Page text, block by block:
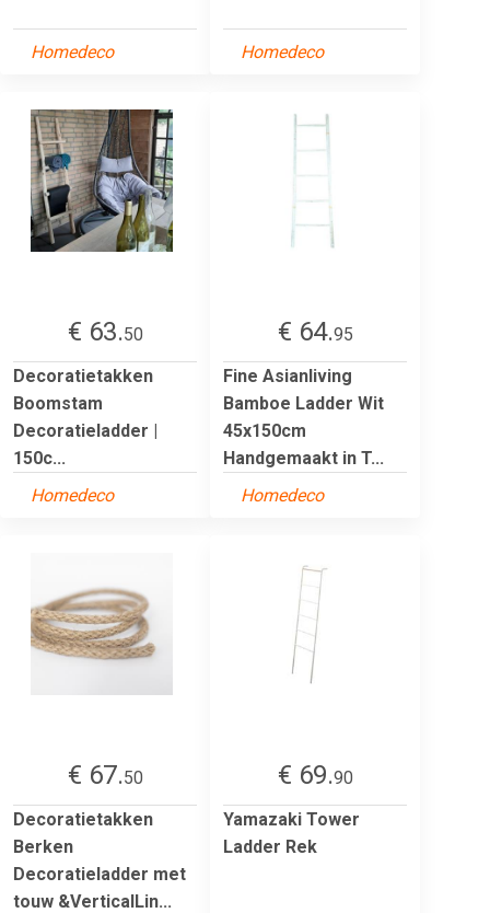
Homedeco Homedeco
€ 63.50
Decoratietakken
Boomstam
Decoratieladder |
150c...
Homedeco
€ 64.95
Fine Asianliving
Bamboe Ladder Wit
45x150cm
Handgemaakt in T...
Homedeco
€ 67.50
Decoratietakken
Berken
Decoratieladder met
touw &VerticalLin...
€ 69.90
Yamazaki Tower
Ladder Rek